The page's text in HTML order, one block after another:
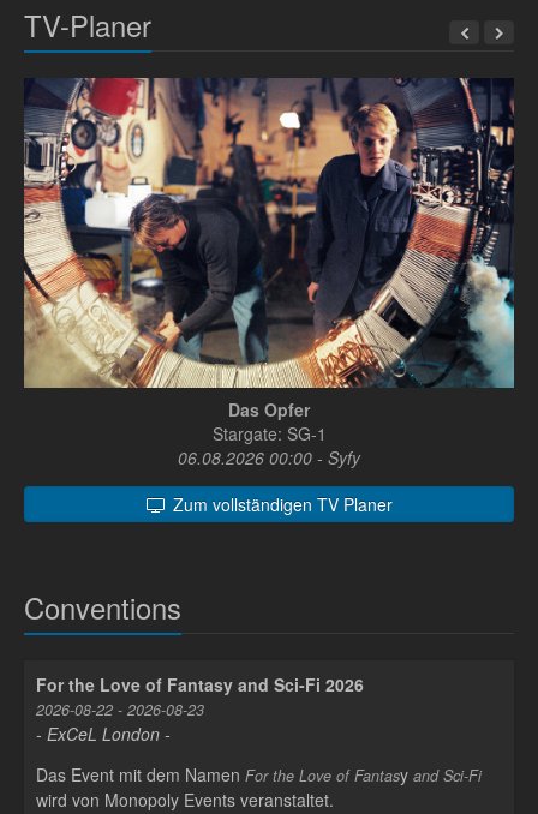
TV-Planer
Das Opfer
Stargate: SG-1
06.08.2026 00:00 - Syfy
Zum vollständigen TV Planer
Conventions
For the Love of Fantasy and Sci-Fi 2026
2026-08-22 - 2026-08-23
- ExCeL London -
Das Event mit dem Namen For the Love of Fantasy and Sci-Fi
wird von Monopoly Events veranstaltet.